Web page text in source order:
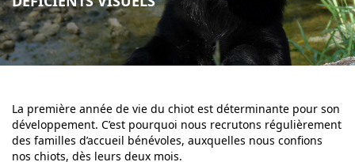
La première année de vie du chiot est déterminante pour son
développement. C’est pourquoi nous recrutons régulièrement
des familles d’accueil bénévoles, auxquelles nous confions
nos chiots, dès leurs deux mois.